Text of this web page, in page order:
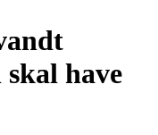
skal have